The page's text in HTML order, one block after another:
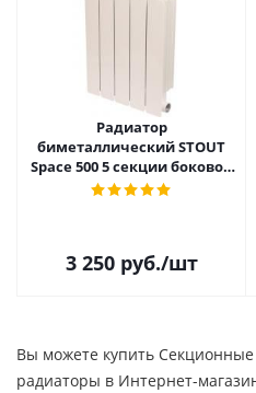
Радиатор
биметаллический STOUT
Space 500 5 секции боковое
подключение SRB-0310-
3 250руб./шт
Вы можете купить
радиаторы в Интернет-